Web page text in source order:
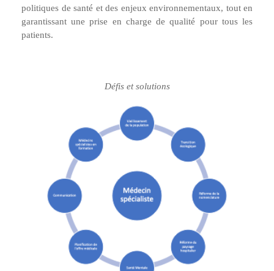
politiques de santé et des enjeux environnementaux, tout en
garantissant une prise en charge de qualité pour tous les
patients.
Défis et solutions